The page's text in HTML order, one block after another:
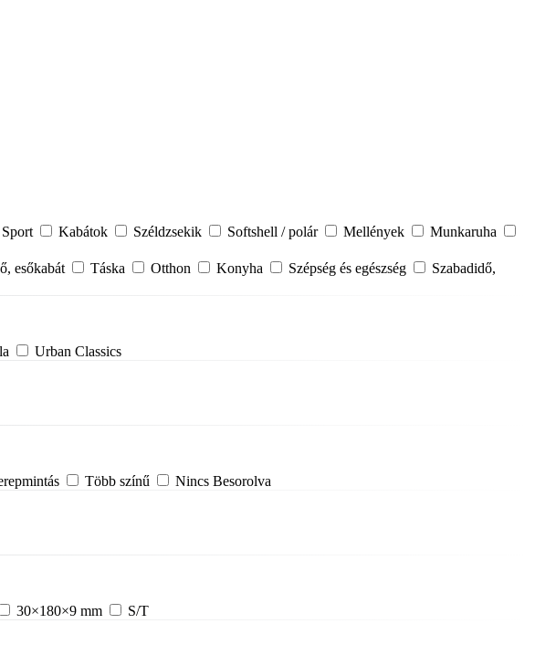
Sport Kabátok Széldzsekik Softshell / polár Mellények
Munkaruha
esőkabát Táska Otthon Konyha Szépség és egészség
Szabadidő,
Urban Classics
Több színű Nincs Besorolva
30×180×9 mm S/T